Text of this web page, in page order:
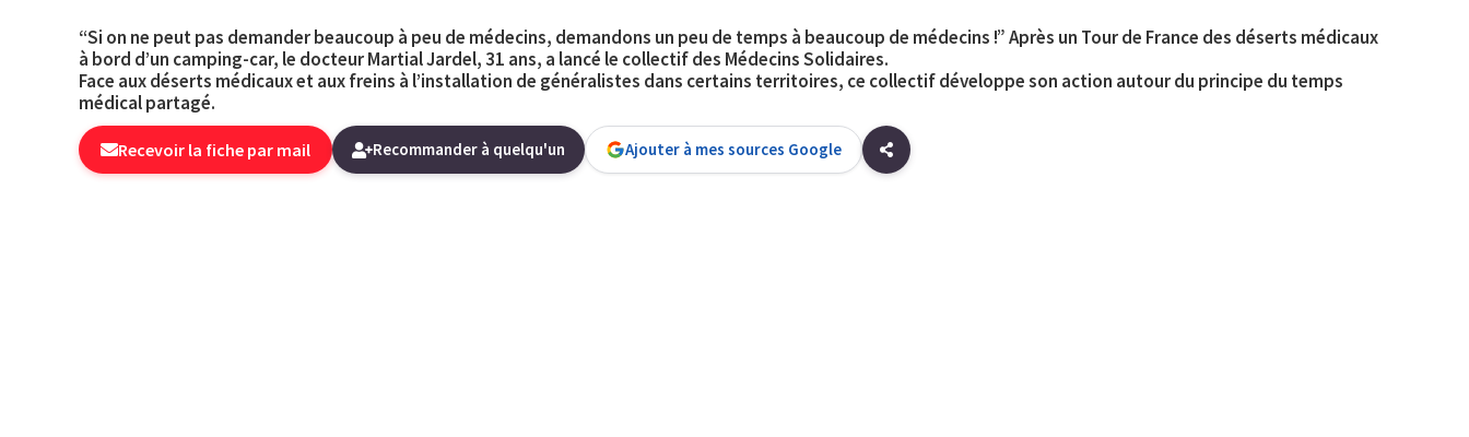
“Si on ne peut pas demander beaucoup à peu de médecins, demandons un peu de temps à beaucoup de médecins !” Après un Tour de France des déserts médicaux
à bord d’un camping-car, le docteur Martial Jardel, 31 ans, a lancé le collectif des Médecins Solidaires.
Face aux déserts médicaux et aux freins à l’installation de généralistes dans certains territoires, ce collectif développe son action autour du principe du temps
médical partagé.
Recevoir la fiche par mail Recommander à quelqu'un Ajouter à mes sources Google